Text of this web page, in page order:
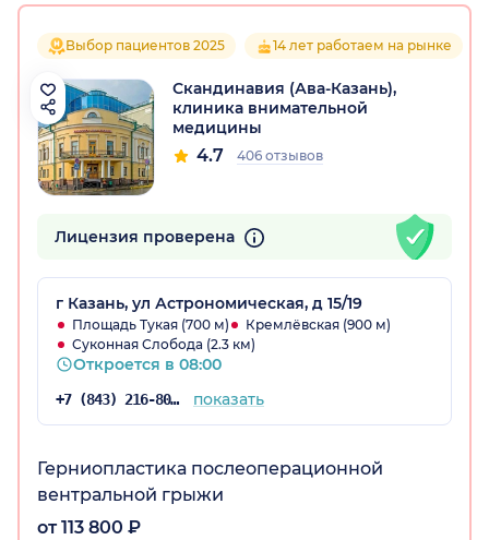
Выбор пациентов 2025 14 лет работаем на рынке
Скандинавия (Ава-Казань),
клиника внимательной
медицины
4.7 406 отзывов
Лицензия проверена
г Казань, ул Астрономическая, д 15/19
Площадь Тукая (700 м)
Кремлёвская (900 м)
Суконная Слобода (2.3 км)
Откроется в 08:00
+7 (843) 216-80-34 показать
Герниопластика послеоперационной
вентральной грыжи
от 113 800 ₽